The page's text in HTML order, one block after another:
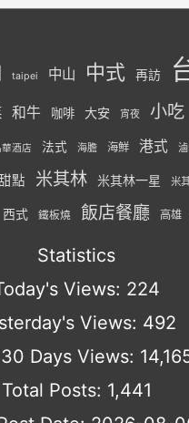
taipei 中山 中式 再訪
和牛 咖啡 大安 宵夜 小吃
華酒店 法式 海膽 海鮮 港式
點 米其林 米其林一星 米
西式 鐵板燒 飯店餐廳 高雄
Statistics
Views: 224
Views: 492
Days Views:
Total Posts: 1,441